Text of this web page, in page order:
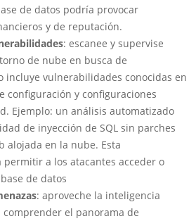
de datos podría provocar
y de reputación.
: escanee y supervise
de nube en busca de
incluye vulnerabilidades conocidas en
configuración y configuraciones
Ejemplo: un análisis automatizado
de inyección de SQL sin parches
alojada en la nube. Esta
a los atacantes acceder o
de datos
: aproveche la inteligencia
comprender el panorama de